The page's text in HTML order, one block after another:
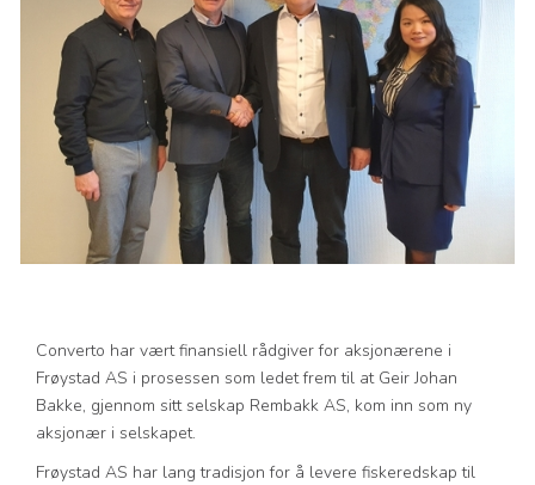
Converto har vært finansiell rådgiver for aksjonærene i
Frøystad AS i prosessen som ledet frem til at Geir Johan
Bakke, gjennom sitt selskap Rembakk AS, kom inn som ny
aksjonær i selskapet.
Frøystad AS har lang tradisjon for å levere fiskeredskap til